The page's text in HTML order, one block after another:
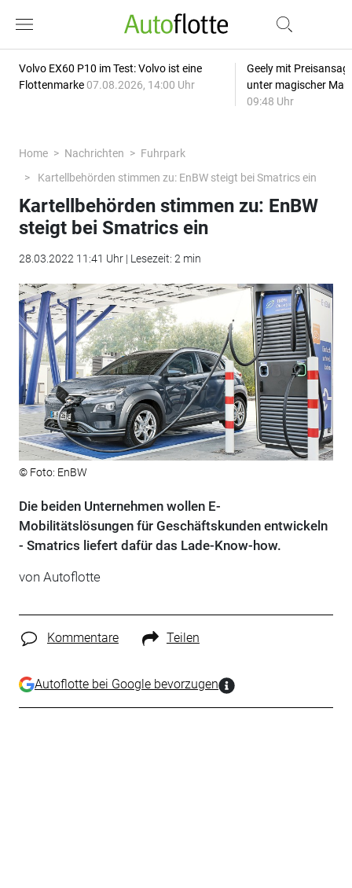
Volvo EX60 P10 im Test: Volvo ist eine
Flottenmarke 07.08.2026, 14:00 Uhr
Geely mit
unter magischer
09:48 Uhr
Home Nachrichten
Fuhrpark
Kartellbehörden stimmen zu: EnBW steigt bei Smatrics ein
Kartellbehörden stimmen zu: EnBW
steigt bei Smatrics ein
28.03.2022 11:41 Uhr | Lesezeit: 2 min
© Foto: EnBW
Die beiden Unternehmen wollen E-
Mobilitätslösungen für Geschäftskunden entwickeln
- Smatrics liefert dafür das Lade-Know-how.
von Autoflotte
Kommentare Teilen
Autoflotte bei Google bevorzugen